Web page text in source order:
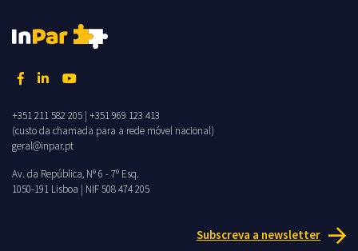
+351 211 582 205 | +351 969 123 413
(custo da chamada para a rede móvel nacional)
geral@inpar.pt
Av. da República, Nº 6 - 7º Esq.
1050-191 Lisboa | NIF 508 474 205
Subscreva a newsletter